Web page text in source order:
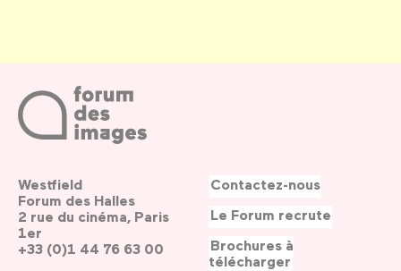
Westfield
Forum des Halles
2 rue du cinéma, Paris
1er
+33 (0)1 44 76 63 00
Contactez-nous
Le Forum recrute
Brochures à
télécharger